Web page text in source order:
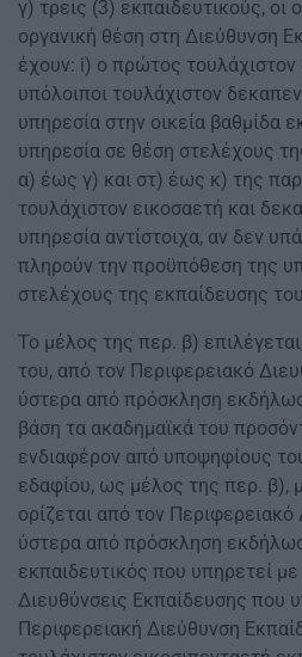
γ) τρεις (3) εκπαιδευτικούς, οι
οργανική θέση στη Διεύθυνση
έχουν: i) ο πρώτος τουλάχιστον
υπόλοιποι τουλάχιστον
υπηρεσία στην οικεία βαθμίδα
υπηρεσία σε θέση στελέχους
α) έως γ) και στ) έως κ) της
τουλάχιστον εικοσαετή και
υπηρεσία αντίστοιχα, αν δεν
πληρούν την προϋπόθεση της
στελέχους της εκπαίδευσης
Το μέλος της περ. β)
του, από τον Περιφερειακό
ύστερα από πρόσκληση
βάση τα ακαδημαϊκά του
ενδιαφέρον από υποψηφίους
εδαφίου, ως μέλος της περ. β),
ορίζεται από τον
ύστερα από πρόσκληση
εκπαιδευτικός που υπηρετεί
Διευθύνσεις Εκπαίδευσης που
Περιφερειακή Διεύθυνση